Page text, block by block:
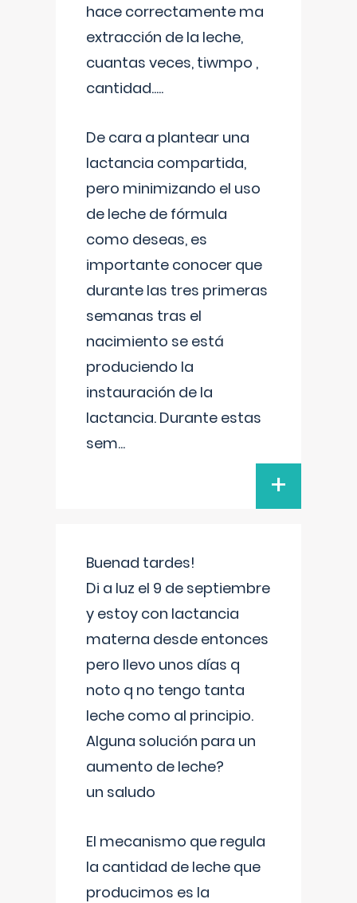
hace correctamente ma
extracción de la leche,
cuantas veces, tiwmpo ,
cantidad.....
De cara a plantear una
lactancia compartida,
pero minimizando el uso
de leche de fórmula
como deseas, es
importante conocer que
durante las tres primeras
semanas tras el
nacimiento se está
produciendo la
instauración de la
lactancia. Durante estas
sem...
+
Buenad tardes!
Di a luz el 9 de septiembre
y estoy con lactancia
materna desde entonces
pero llevo unos días q
noto q no tengo tanta
leche como al principio.
Alguna solución para un
aumento de leche?
un saludo
El mecanismo que regula
la cantidad de leche que
producimos es la